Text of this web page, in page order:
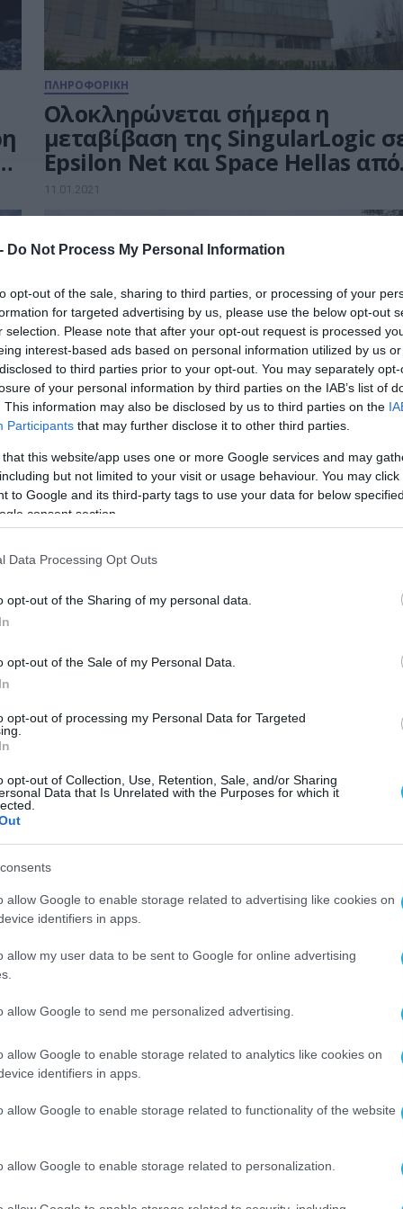
Do Not Process My Personal Information
opt-out of the sale, sharing to third parties, or processing of your
for targeted advertising by us, please use the below opt-out
selection. Please note that after your opt-out request is processed
interest-based ads based on personal information utilized by us
to third parties prior to your opt-out. You may separately
of your personal information by third parties on the IAB’s list of
This information may also be disclosed by us to third parties on the
Participants that may further disclose it to other third parties.
that this website/app uses one or more Google services and may
but not limited to your visit or usage behaviour. You may
to Google and its third-party tags to use your data for below
consent section.
Data Processing Opt Outs
opt-out of the Sharing of my personal data.
opt-out of the Sale of my Personal Data.
opt-out of processing my Personal Data for Targeted
opt-out of Collection, Use, Retention, Sale, and/or Sharing
Data that Is Unrelated with the Purposes for which it
allow Google to enable storage related to advertising like cookies on
identifiers in apps.
allow my user data to be sent to Google for online advertising
allow Google to send me personalized advertising.
allow Google to enable storage related to analytics like cookies on
identifiers in apps.
allow Google to enable storage related to functionality of the website
allow Google to enable storage related to personalization.
ΠΛΗΡΟΦΟΡΙΚΗ
Ολοκληρώνεται σήμερα η
μεταβίβαση της SingularLogic
Epsilon Net και Space Hellas από
την ΜΙG
11.01.2021
ΠΛΗΡΟΦΟΡΙΚΗ
Τη Δευτέρα, 11 Ιανουαρίου, η
μεταβίβαση της SingularLogic σε
την ΜΙG. Η εξαγορά ανήλθε σε
εκατ. ευρώ
08.01.2021
ΤΕΧΝΟΛΟΓΙΕΣ
ESET: Ανασκόπηση της χρονιάς
φεύγει και προβλέψεις των
στην κυβερνοασφάλεια για το
08.01.2021